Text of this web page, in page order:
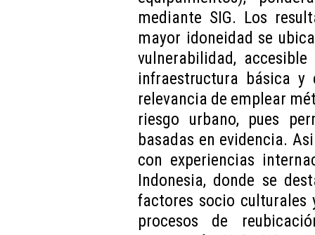
mediante SIG. Los
mayor idoneidad se
vulnerabilidad,
infraestructura básica y
relevancia de emplear
riesgo urbano, pues
basadas en evidencia.
con experiencias
Indonesia, donde se
factores socio
procesos de